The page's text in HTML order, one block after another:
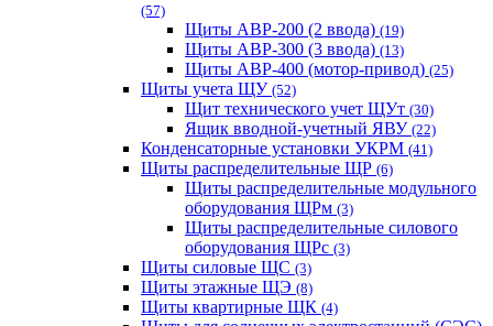
(57)
Щиты АВР-200 (2 ввода) (19)
Щиты АВР-300 (3 ввода) (13)
Щиты АВР-400 (мотор-привод) (25)
Щиты учета ЩУ (52)
Щит технического учет ЩУт (30)
Ящик вводной-учетный ЯВУ (22)
Конденсаторные установки УКРМ (41)
Щиты распределительные ЩР (6)
Щиты распределительные модульного
оборудования ЩРм (3)
Щиты распределительные силового
оборудования ЩРс (3)
Щиты силовые ЩС (3)
Щиты этажные ЩЭ (8)
Щиты квартирные ЩК (4)